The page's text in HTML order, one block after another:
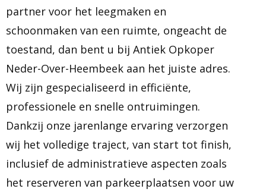
partner voor het leegmaken en
schoonmaken van een ruimte, ongeacht de
toestand, dan bent u bij Antiek Opkoper
Neder-Over-Heembeek aan het juiste adres.
Wij zijn gespecialiseerd in efficiënte,
professionele en snelle ontruimingen.
Dankzij onze jarenlange ervaring verzorgen
wij het volledige traject, van start tot finish,
inclusief de administratieve aspecten zoals
het reserveren van parkeerplaatsen voor uw